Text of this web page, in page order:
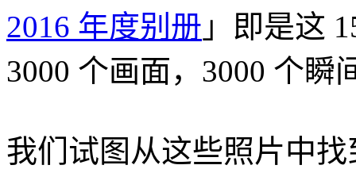
2016 年度别册 」即是这
3000 个画面，3000 个瞬
我们试图从这些照片中